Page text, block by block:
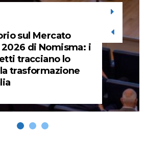
sul Mercato
di Nomisma: i
tracciano lo
trasformazione